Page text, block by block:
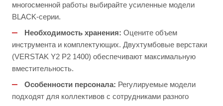
многосменной работы выбирайте усиленные модели
BLACK-серии.
Необходимость хранения: Оцените объем
инструмента и комплектующих. Двухтумбовые верстаки
(VERSTAK Y2 Р2 1400) обеспечивают максимальную
вместительность.
Особенности персонала: Регулируемые модели
подходят для коллективов с сотрудниками разного